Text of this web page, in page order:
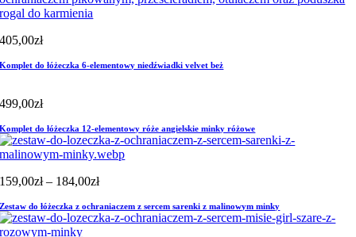
405,00zł
Komplet do łóżeczka 6-elementowy niedźwiadki velvet beż
499,00zł
Komplet do łóżeczka 12-elementowy róże angielskie minky różowe
159,00zł – 184,00złZakres
od
159,00zł
Zestaw do łóżeczka z ochraniaczem z sercem sarenki z malinowym minky